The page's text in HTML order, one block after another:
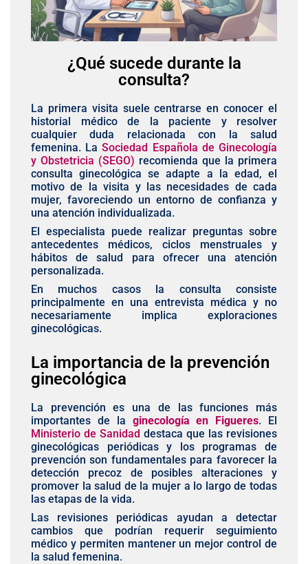
¿Qué sucede durante la
consulta?
La primera visita suele centrarse en conocer el
historial médico de la paciente y resolver
cualquier duda relacionada con la salud
femenina. LaSociedad Española de Ginecología
y Obstetricia (SEGO) recomienda que la primera
consulta ginecológica se adapte a la edad, el
motivo de la visita y las necesidades de cada
mujer, favoreciendo un entorno de confianza y
una atención individualizada.
El especialista puede realizar preguntas sobre
antecedentes médicos, ciclos menstruales y
hábitos de salud para ofrecer una atención
personalizada.
En muchos casos la consulta consiste
principalmente en una entrevista médica y no
necesariamente implica exploraciones
ginecológicas.
La importancia de la prevención
ginecológica
La prevención es una de las funciones más
importantes de la ginecología en Figueres. El
Ministerio de Sanidad destaca que las revisiones
ginecológicas periódicas y los programas de
prevención son fundamentales para favorecer la
detección precoz de posibles alteraciones y
promover la salud de la mujer a lo largo de todas
las etapas de la vida.
Las revisiones periódicas ayudan a detectar
cambios que podrían requerir seguimiento
médico y permiten mantener un mejor control de
la salud femenina.